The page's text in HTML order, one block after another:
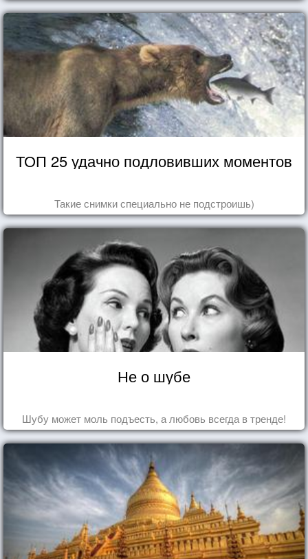
ТОП 25 удачно подловивших моментов
Такие снимки специально не подстроишь)
Не о шубе
Шубу может моль подъесть, а любовь всегда в тренде!